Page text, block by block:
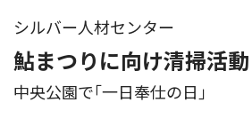
シルバー人材センター
鮎まつりに向け清掃活動
中央公園で｢一日奉仕の日｣